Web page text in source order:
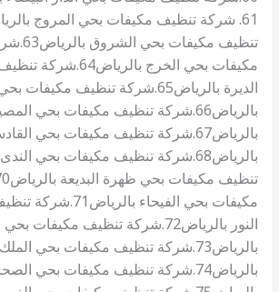
61. شركة تنظيف مكيفات بحي المروج بالرياض
تنظيف مكيفات بحي الشروق بالرياض
مكيفات بحي الخرج بالرياض
64.شركة
الديرة بالرياض
65.شركة تنظيف مكيفات
بالرياض
66.شركة تنظيف مكيفات بحي
بالرياض
67.شركة تنظيف مكيفات بحي
بالرياض68.شركة تنظيف مكيفات بحي الندى بالرياض
تنظيف مكيفات بحي ظهرة البديعة بالرياض
مكيفات بحي الفيحاء بالرياض
71.شركة
النور بالرياض
72.شركة تنظيف مكيفات بحي
بالرياض
73.شركة تنظيف مكيفات بحي
بالرياض
74.شركة تنظيف مكيفات بحي